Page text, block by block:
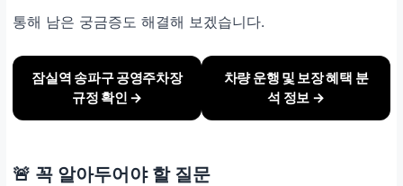
통해 남은 궁금증도 해결해 보겠습니다.
잠실역 송파구 공영주차장
규정 확인 →
차량 운행 및 보장 혜택 분
석 정보 →
🚨 꼭 알아두어야 할 질문